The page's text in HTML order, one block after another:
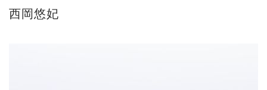
ご案内
2023.4.25
西岡悠妃